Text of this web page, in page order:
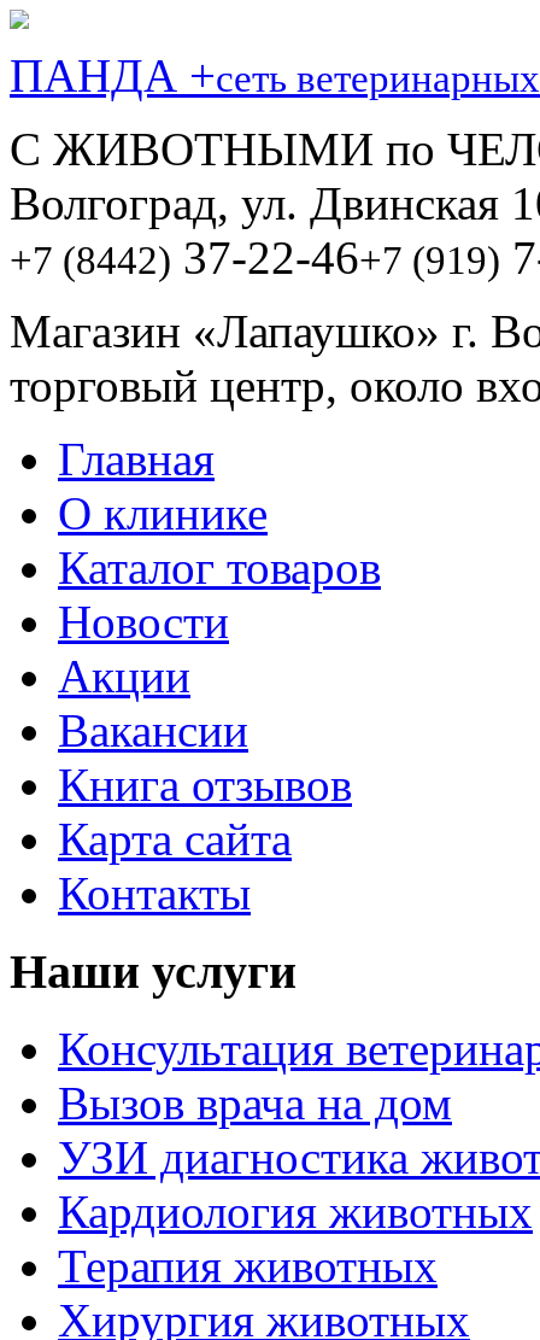
ПАНДА +сеть
С ЖИВОТНЫМИ по
Волгоград, ул. Двинская
+7 (8442) 37-22-46+7 (919)
Магазин «Лапаушко» г.
торговый центр, около
Главная
О клинике
Каталог товаров
Новости
Акции
Вакансии
Книга отзывов
Карта сайта
Контакты
Наши услуги
Консультация
Вызов врача на дом
УЗИ диагностика
Кардиология животных
Терапия животных
Хирургия животных